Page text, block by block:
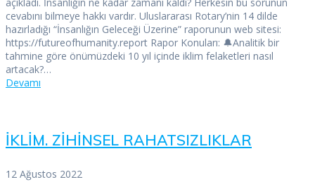
cevabını bilmeye hakkı vardır. Uluslararası Rotary’nin 14 dilde
hazırladığı “İnsanlığın Geleceği Üzerine” raporunun web sitesi:
https://futureofhumanity.report Rapor Konuları: 🔔Analitik bir
tahmine göre önümüzdeki 10 yıl içinde iklim felaketleri nasıl
artacak?…
Devamı
İKLİM. ZİHİNSEL RAHATSIZLIKLAR
12 Ağustos 2022